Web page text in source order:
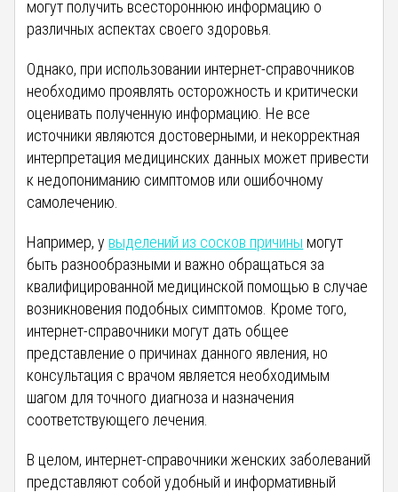
могут получить всестороннюю информацию о
различных аспектах своего здоровья.
Однако, при использовании интернет-справочников
необходимо проявлять осторожность и критически
оценивать полученную информацию. Не все
источники являются достоверными, и некорректная
интерпретация медицинских данных может привести
к недопониманию симптомов или ошибочному
самолечению.
Например, у выделений из сосков причины могут
быть разнообразными и важно обращаться за
квалифицированной медицинской помощью в случае
возникновения подобных симптомов. Кроме того,
интернет-справочники могут дать общее
представление о причинах данного явления, но
консультация с врачом является необходимым
шагом для точного диагноза и назначения
соответствующего лечения.
В целом, интернет-справочники женских заболеваний
представляют собой удобный и информативный